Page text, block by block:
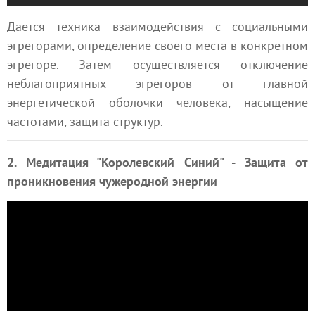
Дается техника взаимодействия с социальными
эгрегорами, определение своего места в конкретном
эгрегоре. Затем осуществляется отключение
неблагоприятных эгрегоров от главной
энергетической оболочки человека, насыщение
частотами, защита структур.
2. Медитация "Королевский Синий" - Защита от
проникновения чужеродной энергии